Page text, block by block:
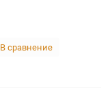
В сравнение